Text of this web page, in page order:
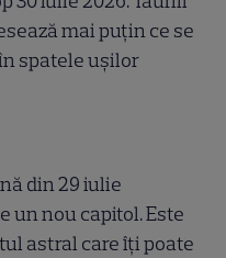
mai puțin ce se
spatele ușilor
din 29 iulie
un nou capitol. Este
astral care îți poate